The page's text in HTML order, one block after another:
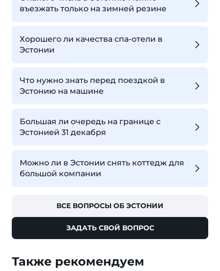
въезжать только на зимней резине
Хорошего ли качества спа-отели в
Эстонии
Что нужно знать перед поездкой в
Эстонию на машине
Большая ли очередь на границе с
Эстонией 31 декабря
Можно ли в Эстонии снять коттедж для
большой компании
ВСЕ ВОПРОСЫ ОБ ЭСТОНИИ
ЗАДАТЬ СВОЙ ВОПРОС
Также рекомендуем